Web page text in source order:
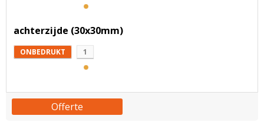
achterzijde (30x30mm)
ONBEDRUKT 1
Offerte